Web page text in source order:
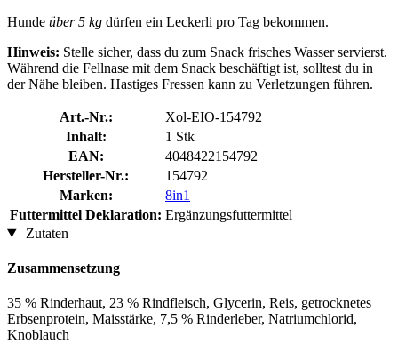
Hunde über 5 kg dürfen ein Leckerli pro Tag bekommen.
Hinweis: Stelle sicher, dass du zum Snack frisches Wasser servierst.
Während die Fellnase mit dem Snack beschäftigt ist, solltest du in
der Nähe bleiben. Hastiges Fressen kann zu Verletzungen führen.
Art.-Nr.:
Xol-EIO-154792
Inhalt:
1 Stk
EAN:
4048422154792
Hersteller-Nr.:
154792
Marken:
8in1
Futtermittel Deklaration: Ergänzungsfuttermittel
Zutaten
Zusammensetzung
35 % Rinderhaut, 23 % Rindfleisch, Glycerin, Reis, getrocknetes
Erbsenprotein, Maisstärke, 7,5 % Rinderleber, Natriumchlorid,
Knoblauch